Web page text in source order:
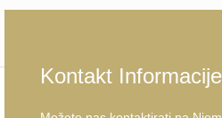
Kontakt Informacije